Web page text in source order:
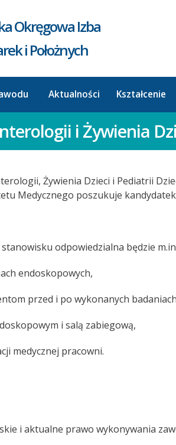
Okręgowa Izba
i Położnych
Aktualności Kształcenie
i Żywienia
Żywienia Dzieci i Pediatrii
Medycznego poszukuje
odpowiedzialna będzie
endoskopowych,
przed i po wykonanych
i salą zabiegową,
medycznej pracowni.
i aktualne prawo wykonywania